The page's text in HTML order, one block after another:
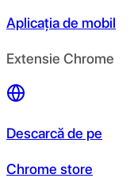
Aplicația de mobil
Extensie Chrome
Descarcă de pe
Chrome store